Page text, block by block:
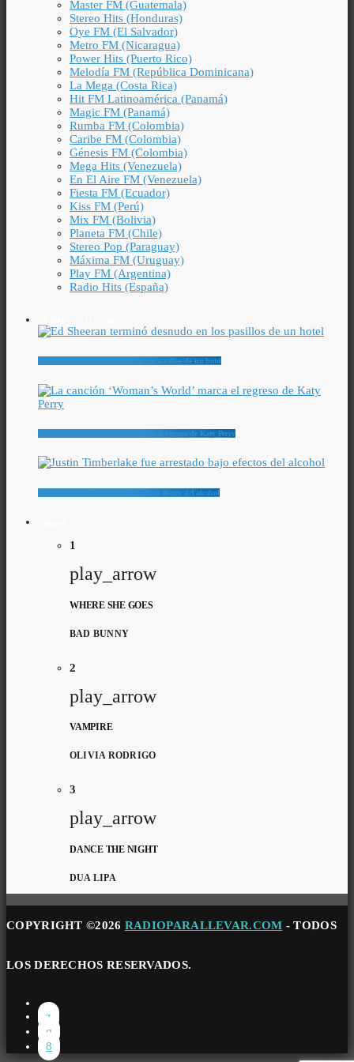
Master FM (Guatemala)
Stereo Hits (Honduras)
Oye FM (El Salvador)
Metro FM (Nicaragua)
Power Hits (Puerto Rico)
Melodía FM (República Dominicana)
La Mega (Costa Rica)
Hit FM Latinoamérica (Panamá)
Magic FM (Panamá)
Rumba FM (Colombia)
Caribe FM (Colombia)
Génesis FM (Colombia)
Mega Hits (Venezuela)
En El Aire FM (Venezuela)
Fiesta FM (Ecuador)
Kiss FM (Perú)
Mix FM (Bolivia)
Planeta FM (Chile)
Stereo Pop (Paraguay)
Máxima FM (Uruguay)
Play FM (Argentina)
Radio Hits (España)
Ed Sheeran terminó desnudo en los pasillos de un hotel
La canción ‘Woman’s World’ marca el regreso de Katy Perry
Justin Timberlake fue arrestado bajo efectos del alcohol
1
play_arrow
WHERE SHE GOES
BAD BUNNY
2
play_arrow
VAMPIRE
OLIVIA RODRIGO
3
play_arrow
DANCE THE NIGHT
DUA LIPA
COPYRIGHT ©2026 RADIOPARALLEVAR.COM - TODOS
LOS DERECHOS RESERVADOS.